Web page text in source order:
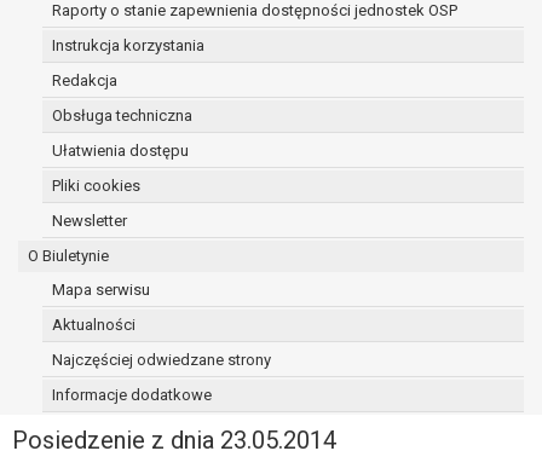
Raporty o stanie zapewnienia dostępności jednostek OSP
Instrukcja korzystania
Redakcja
Obsługa techniczna
Ułatwienia dostępu
Pliki cookies
Newsletter
O Biuletynie
Mapa serwisu
Aktualności
Najczęściej odwiedzane strony
Informacje dodatkowe
Posiedzenie z dnia 23.05.2014
której dane dotyczą, potrzebuje ich do
ustalenia, obrony lub dochodzenia
osoba, której dane dotyczą, wniosła
sprzeciw wobec przetwarzania
danych - do czasu ustalenia czy
stronie administratora są nadrzędne
podstawie art. 20 RODO, w przypadku gdy
łącznie spełnione są następujące przesłanki:
przetwarzanie danych odbywa się na
podstawie umowy zawartej z osobą,
której dane dotyczą lub na podstawie
zgody wyrażonej przez tą osobę,
przetwarzanie odbywa się w sposób